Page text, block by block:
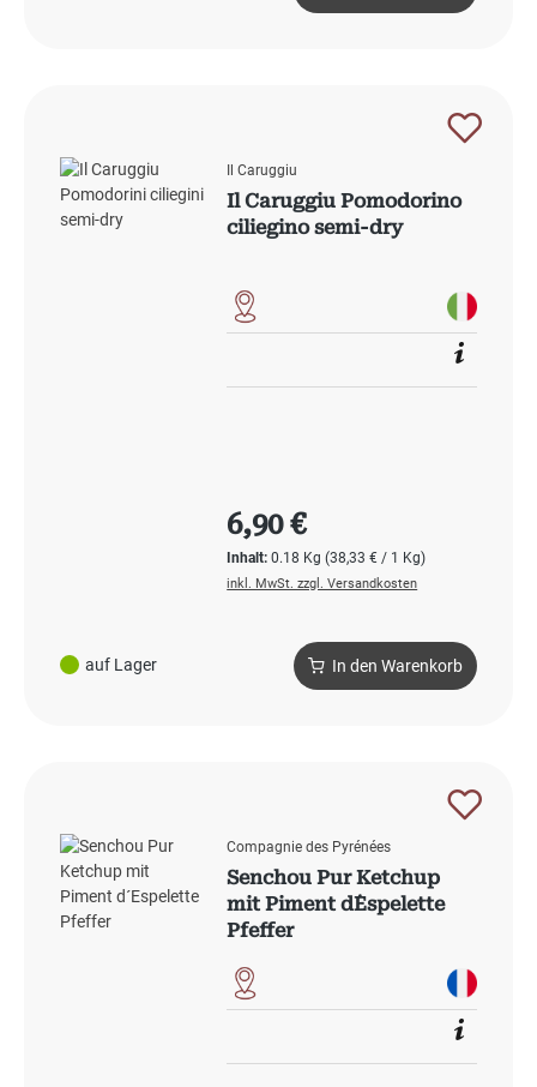
auf Lager
Il Caruggiu
Il Caruggiu Pomodorino
ciliegino semi-dry
Inhalt:0.18 Kg(38,33 € / 1 Kg)
Regulärer Preis:
6,90 €
inkl. MwSt. zzgl. Versandkosten
In den Warenkorb
Compagnie des Pyrénées
Senchou Pur Ketchup
mit Piment d´Espelette
Pfeffer